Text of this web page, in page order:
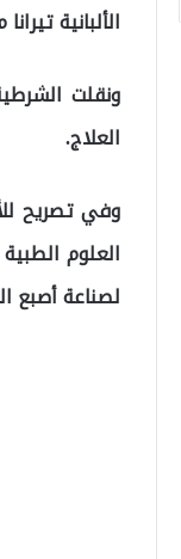
الألبانية
العلاج.
وفي تصريح
العلوم
لصناعة أصبع